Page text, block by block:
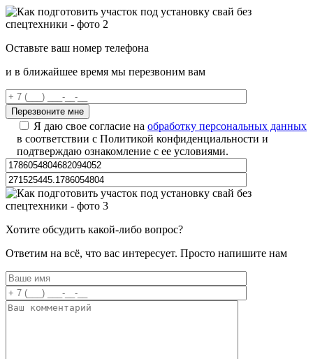
Оставьте ваш номер телефона
и в ближайшее время мы перезвоним вам
Я даю свое согласие на обработку персональных данных
в соответствии с Политикой конфиденциальности и
подтверждаю ознакомление с ее условиями.
Хотите обсудить какой-либо вопрос?
Ответим на всё, что вас интересует. Просто напишите нам